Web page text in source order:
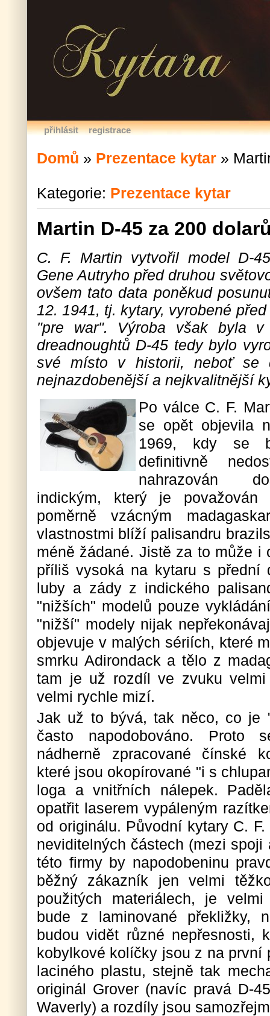
přihlásit registrace
Domů » Prezentace kytar »
Kategorie: Prezentace kytar
Martin D-45 za 200
C. F. Martin vytvořil model D-
Gene Autryho před druhou
ovšem tato data poněkud
12. 1941, tj. kytary, vyrobené
"pre war". Výroba však byla
dreadnoughtů D-45 tedy bylo
své místo v historii, neboť se
nejnazdobenější a nejkvalitnější
Po válce C. F.
se opět objevila
1969, kdy se
definitivně
nahrazován
indickým, který je
poměrně vzácným
vlastnostmi blíží palisandru
méně žádané. Jistě za to může i
příliš vysoká na kytaru s přední
luby a zády z indického
"nižších" modelů pouze
"nižší" modely nijak
objevuje v malých sériích, které
smrku Adirondack a tělo z
tam je už rozdíl ve zvuku
velmi rychle mizí.
Jak už to bývá, tak něco, co je
často napodobováno. Proto
nádherně zpracované čínské
které jsou okopírované "i s
loga a vnitřních nálepek.
opatřit laserem vypáleným
od originálu. Původní kytary C.
neviditelných částech (mezi
této firmy by napodobeninu
běžný zákazník jen velmi
použitých materiálech, je
bude z laminované překližky,
budou vidět různé nepřesnosti,
kobylkové kolíčky jsou z na první
laciného plastu, stejně tak
originál Grover (navíc pravá D-
Waverly) a rozdíly jsou